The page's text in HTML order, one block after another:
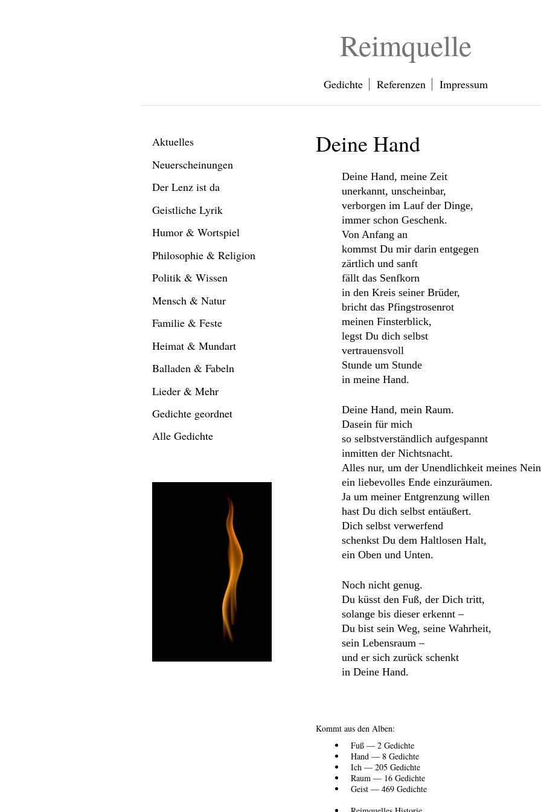
Reimquelle
Gedichte Referenzen Impressum
Deine Hand
Deine Hand, meine Zeit
unerkannt, unscheinbar,
verborgen im Lauf der Dinge,
immer schon Geschenk.
Von Anfang an
kommst Du mir darin entgegen
zärtlich und sanft
fällt das Senfkorn
in den Kreis seiner Brüder,
bricht das Pfingstrosenrot
meinen Finsterblick,
legst Du dich selbst
vertrauensvoll
Stunde um Stunde
in meine Hand.
Deine Hand, mein Raum.
Dasein für mich
so selbstverständlich aufgespannt
inmitten der Nichtsnacht.
Alles nur, um der Unendlichkeit meines
ein liebevolles Ende einzuräumen.
Ja um meiner Entgrenzung willen
hast Du dich selbst entäußert.
Dich selbst verwerfend
schenkst Du dem Haltlosen Halt,
ein Oben und Unten.
Noch nicht genug.
Du küsst den Fuß, der Dich tritt,
solange bis dieser erkennt –
Du bist sein Weg, seine Wahrheit,
sein Lebensraum –
und er sich zurück schenkt
in Deine Hand.
Kommt aus den Alben:
Fuß — 2 Gedichte
Hand — 8 Gedichte
Ich — 205 Gedichte
Raum — 16 Gedichte
Geist — 469 Gedichte
Aktuelles
Neuerscheinungen
Der Lenz ist da
Geistliche Lyrik
Humor & Wortspiel
Philosophie & Religion
Politik & Wissen
Mensch & Natur
Familie & Feste
Heimat & Mundart
Balladen & Fabeln
Lieder & Mehr
Gedichte geordnet
Alle Gedichte